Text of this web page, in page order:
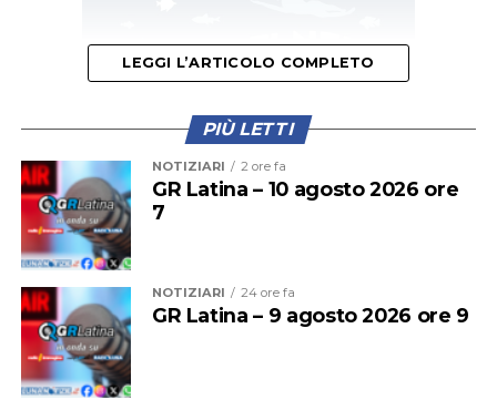
“Questo ulteriore servizio, collocato in una zona molto
accessibile nei pressi dei luoghi più frequentati,
testimonia il nostro costante impegno nel garantire
un’assistenza di prossimità, tempestiva e vicina ai
bisogni dei cittadini – dichiara la Direttrice Generale
LEGGI L’ARTICOLO COMPLETO
PIÙ LETTI
NOTIZIARI 2 ore fa
GR Latina – 10 agosto 2026 ore
7
NOTIZIARI 24 ore fa
GR Latina – 9 agosto 2026 ore 9